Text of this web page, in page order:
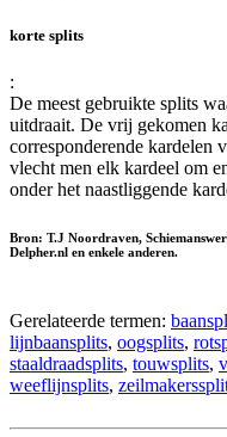
korte splits
:
De meest gebruikte splits
uitdraait. De vrij gekomen
corresponderende kardelen
vlecht men elk kardeel om
onder het naastliggende
Bron: T.J Noordraven,
Delpher.nl en enkele anderen.
Gerelateerde termen:
lijnbaansplits, oogsplits,
staaldraadsplits, touwsplits,
weeflijnsplits,